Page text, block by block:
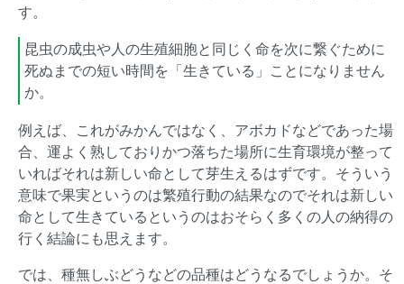
す。
昆虫の成虫や人の生殖細胞と同じく命を次に繋ぐために
死ぬまでの短い時間を「生きている」ことになりません
か。
例えば、これがみかんではなく、アボカドなどであった場
合、運よく熟しておりかつ落ちた場所に生育環境が整って
いればそれは新しい命として芽生えるはずです。そういう
意味で果実というのは繁殖行動の結果なのでそれは新しい
命として生きているというのはおそらく多くの人の納得の
行く結論にも思えます。
では、種無しぶどうなどの品種はどうなるでしょうか。そ